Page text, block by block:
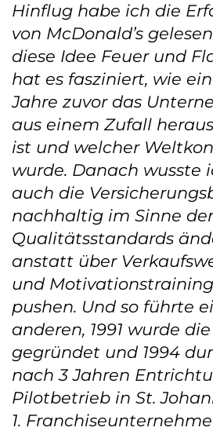
Hinflug habe ich die
von McDonald’s
diese Idee Feuer und
hat es fasziniert, wie
Jahre zuvor das
aus einem Zufall
ist und welcher
wurde. Danach wusste
auch die
nachhaltig im Sinne
Qualitätsstandards
anstatt über
und
pushen. Und so führte
anderen, 1991 wurde
gegründet und 1994
nach 3 Jahren
Pilotbetrieb in St.
1.